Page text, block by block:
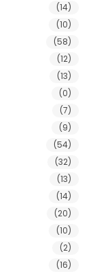
(14)
(10)
(58)
(12)
(13)
(0)
(7)
(9)
(54)
(32)
(13)
(14)
(20)
(10)
(2)
(16)